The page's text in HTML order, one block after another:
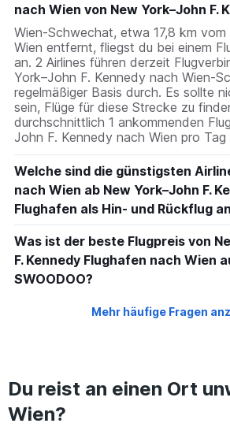
nach Wien von New York–John F.
Wien-Schwechat, etwa 17,8 km
Wien entfernt, fliegst du bei einem
an. 2 Airlines führen derzeit
York–John F. Kennedy nach Wien-
regelmäßiger Basis durch. Es sollte
sein, Flüge für diese Strecke zu
durchschnittlich 1 ankommenden
John F. Kennedy nach Wien pro Tag
Welche sind die günstigsten
nach Wien ab New York–John F.
Flughafen als Hin- und Rückflug
Was ist der beste Flugpreis von
F. Kennedy Flughafen nach Wien
SWOODOO?
Mehr häufige Fragen
Du reist an einen Ort
Wien?